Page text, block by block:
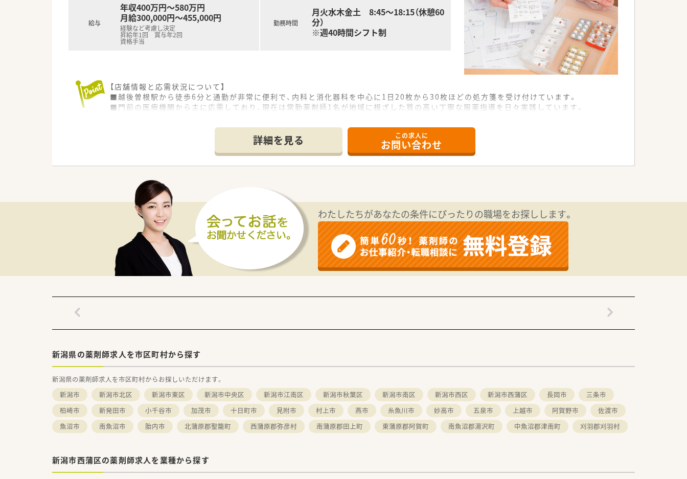
給与
年収400万円～580万円
月給300,000円～455,000円
経験など考慮し決定
昇給年1回 賞与年2回
資格手当
勤務時間
月火水木金土 8:45～18:15（休憩60
分）
※週40時間シフト制
【店舗情報と応需状況について】
■越後曽根駅から徒歩6分と通勤が非常に便利で、内科と消化器科を中心に1日20枚から30枚ほどの処方箋を受け付けています。
■門前の医療機関から主に応需しており、現在は常勤薬剤師1名が地域に根ざした質の高い丁寧な服薬指導を日々実践しています。
■想定年収は400万円から580万円となっており、これまでの薬剤師としての経験や実績を正当に評価したうえで決定されます。
■新潟県内の対象エリアでの勤務には月額3万円の地域手当が支給されるため、条件次第では高年収を目指すことも十分に可能です。
■昇給は年に1回、賞与は年2回で合計4.5ヶ月分の支給実績があり、安定した収入を得ながらキャリアを積める好条件の案件です。
【勤務実態について】
■残業代は1分単位でしっかりと計算されて支給されるため、働いた分だけ正当な対価を得られる透明性の高い仕組みを導入していま
■年間休日は118日から119日確保されており、年末年始の休暇も12月30日から1月3日までしっかり休める環境が整っています。
■出産や育児へのサポートも手厚く、産休と育休の取得率は100パーセントを維持しており、復帰後の時短勤務も柔軟に可能です。
【想定されるキャリアイメージ】
■段階的な研修プログラムや勉強会が充実しており、入社後の経験年数に応じたスキルアップを会社全体で手厚く支援しています。
■現場の薬剤師として経験を積んだ後は、個々の希望に応じて採用活動や店舗開発などの本部業務へ挑戦することも十分に可能です。
詳細を見る この求人に
お問い合わせ
わたしたちがあなたの条件にぴったりの職場をお探しします。
新潟県の薬剤師求人を市区町村から探す
新潟県の薬剤師求人を市区町村からお探しいただけます。
新潟市
新潟市北区 新潟市東区 新潟市中央区 新潟市江南区 新潟市秋葉区 新潟市南区 新潟市西区 新潟市西蒲区 長岡市
三条市
柏崎市
新発田市 小千谷市 加茂市 十日町市 見附市 村上市 燕市 糸魚川市 妙高市 五泉市 上越市 阿賀野市
佐渡市
魚沼市
南魚沼市 胎内市 北蒲原郡聖籠町 西蒲原郡弥彦村 南蒲原郡田上町 東蒲原郡阿賀町 南魚沼郡湯沢町 中魚沼郡津南町 刈羽郡刈羽村
新潟市西蒲区の薬剤師求人を業種から探す